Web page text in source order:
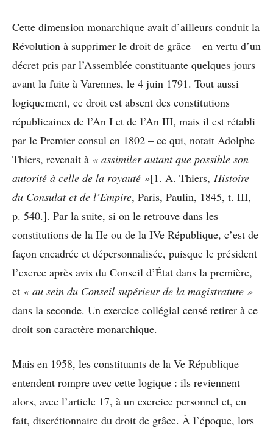
Cette dimension monarchique avait d’ailleurs conduit la
Révolution à supprimer le droit de grâce – en vertu d’un
décret pris par l’Assemblée constituante quelques jours
avant la fuite à Varennes, le 4 juin 1791. Tout aussi
logiquement, ce droit est absent des constitutions
républicaines de l’An I et de l’An III, mais il est rétabli
par le Premier consul en 1802 – ce qui, notait Adolphe
Thiers, revenait à « assimiler autant que possible son
autorité à celle de la royauté »[1. A. Thiers, Histoire
du Consulat et de l’Empire, Paris, Paulin, 1845, t. III,
p. 540.]. Par la suite, si on le retrouve dans les
constitutions de la IIe ou de la IVe République, c’est de
façon encadrée et dépersonnalisée, puisque le président
l’exerce après avis du Conseil d’État dans la première,
et « au sein du Conseil supérieur de la magistrature »
dans la seconde. Un exercice collégial censé retirer à ce
droit son caractère monarchique.
Mais en 1958, les constituants de la Ve République
entendent rompre avec cette logique : ils reviennent
alors, avec l’article 17, à un exercice personnel et, en
fait, discrétionnaire du droit de grâce. À l’époque, lors